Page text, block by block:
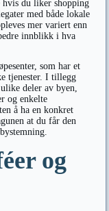
hvis du liker shopping
med både lokale
mer variert enn
innblikk i hva
som har et
tjenester. I tillegg
deler av byen,
og enkelte
å ha en konkret
at du får den
og